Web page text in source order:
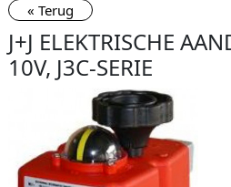
« Terug
J+J ELEKTRISCHE
10V, J3C-SERIE